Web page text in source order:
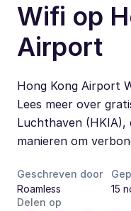
Wifi op
Airport
Hong Kong Airport
Lees meer over
Luchthaven (HKIA),
manieren om
Geschreven door
Roamless
15
Delen op